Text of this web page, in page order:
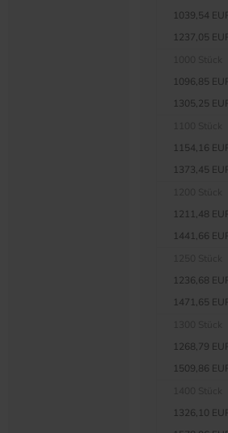
1039,54
1237,05
1096,85
1305,25
1154,16
1373,45
1211,48
1441,66
1236,68
1471,65
1268,79
1509,86
1326,10